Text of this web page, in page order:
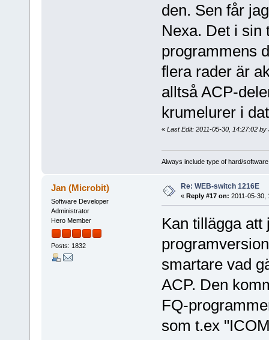
den. Sen får
Nexa. Det i sin
programmens
flera rader är
alltså ACP-
krumelurer i
« Last Edit: 2011-05-30, 14:27:02 by
Always include type of hard/
Jan (Microbit)
Software Developer
Administrator
Hero Member
Posts: 1832
Re: WEB-switch 1216E
« Reply #17 on: 2011-05-30,
Kan tillägga
smartare vad
ACP. Den
FQ-
som t.ex